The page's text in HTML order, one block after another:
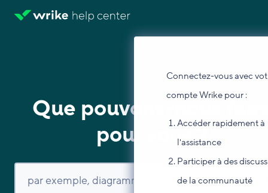
Connectez-vous avec
compte Wrike pour :
Accéder rapidement à
l'assistance
Participer à des
de la communauté
Que pouvons-nous
pour vous ?